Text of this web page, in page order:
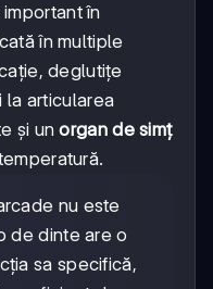
în
în multiple
deglutițe
la articularea
și unorgan de simț
nu este
de dinte are o
sa specifică,